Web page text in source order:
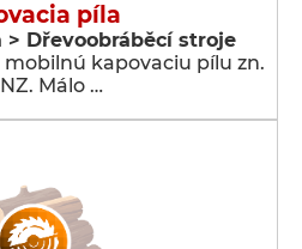
píla
Dřevoobráběcí stroje
kapovaciu pílu zn.
Málo …